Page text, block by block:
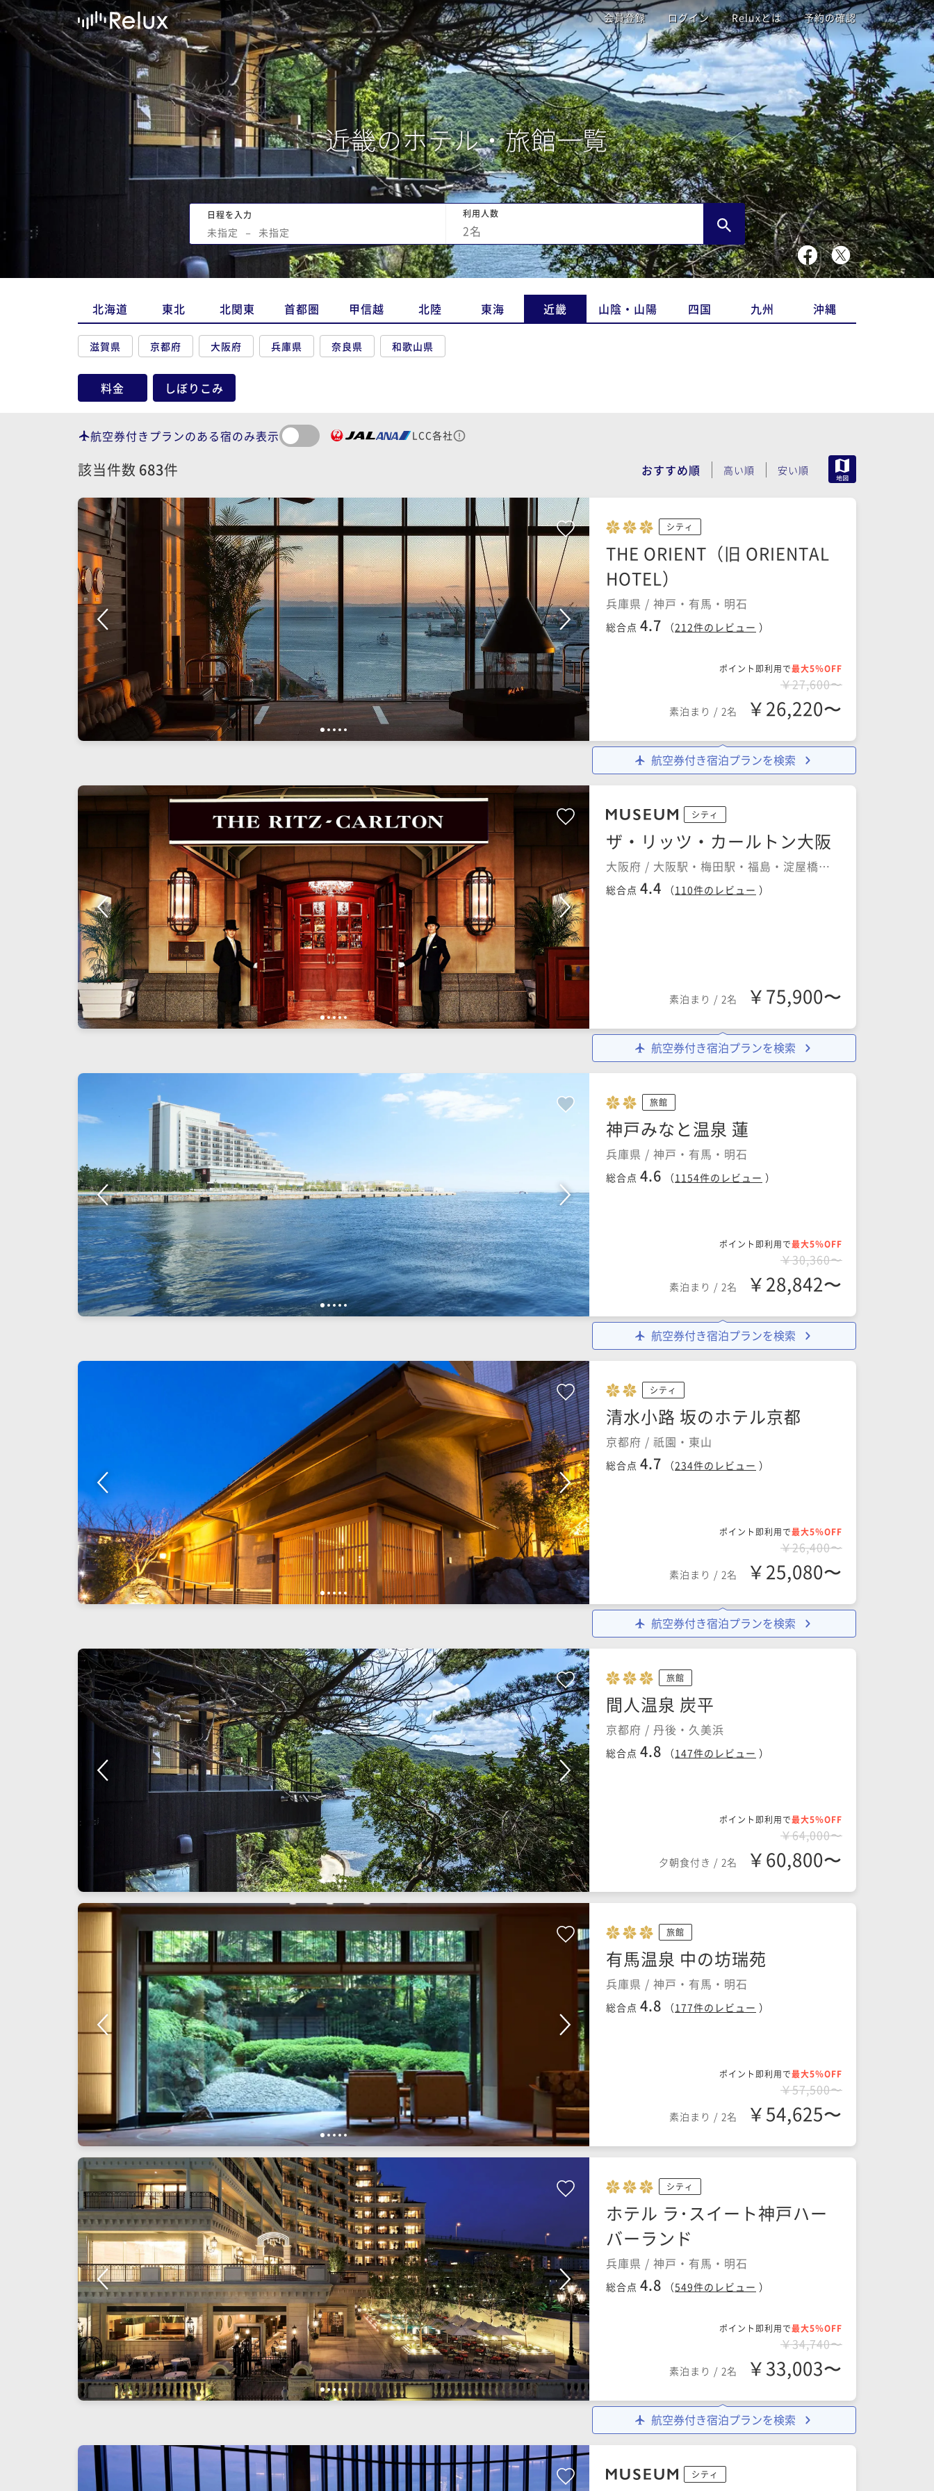
会員登録 ログイン Reluxとは 予約の確認
近畿のホテル・旅館一覧
日程を入力
未指定 − 未指定
利用人数
2名
北海道 東北 北関東 首都圏 甲信越 北陸 東海 近畿 山陰・山陽 四国 九州 沖縄
滋賀県 京都府 大阪府 兵庫県 奈良県 和歌山県
料金 しぼりこみ
航空券付きプランのある宿のみ表示 LCC各社
該当件数 683件 おすすめ順 高い順 安い順
1 2 3 4 5
シティ
THE ORIENT（旧 ORIENTAL
HOTEL）
兵庫県 / 神戸・有馬・明石
総合点 4.7 （212件のレビュー ）
ポイント即利用で最大5％OFF
￥27,600〜
素泊まり / 2名 ￥26,220〜
航空券付き宿泊プランを検索
1 2345
シティ
ザ・リッツ・カールトン大阪
大阪府 / 大阪駅・梅田駅・福島・淀屋橋・
本町
総合点 4.4 （110件のレビュー ）
素泊まり / 2名 ￥75,900〜
航空券付き宿泊プランを検索
1 23 4 5
旅館
神戸みなと温泉 蓮
兵庫県 / 神戸・有馬・明石
総合点 4.6 （1154件のレビュー ）
ポイント即利用で最大5％OFF
￥30,360〜
素泊まり / 2名 ￥28,842〜
航空券付き宿泊プランを検索
1 2 345
シティ
清水小路 坂のホテル京都
京都府 / 祇園・東山
総合点 4.7 （234件のレビュー ）
ポイント即利用で最大5％OFF
￥26,400〜
素泊まり / 2名 ￥25,080〜
航空券付き宿泊プランを検索
1 2345
旅館
間人温泉 炭平
京都府 / 丹後・久美浜
総合点 4.8 （147件のレビュー ）
ポイント即利用で最大5％OFF
￥64,000〜
夕朝食付き / 2名 ￥60,800〜
1 2 3 45
旅館
有馬温泉 中の坊瑞苑
兵庫県 / 神戸・有馬・明石
総合点 4.8 （177件のレビュー ）
ポイント即利用で最大5％OFF
￥57,500〜
素泊まり / 2名 ￥54,625〜
1 23 4 5
シティ
ホテル ラ･スイート神戸ハー
バーランド
兵庫県 / 神戸・有馬・明石
総合点 4.8 （549件のレビュー ）
ポイント即利用で最大5％OFF
￥34,740〜
素泊まり / 2名 ￥33,003〜
航空券付き宿泊プランを検索
シティ